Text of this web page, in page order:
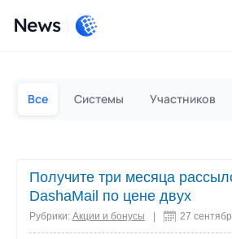
News
Все Системы Участников
Получите три месяца
DashaMail по цене двух
Рубрики: Акции и бонусы 27